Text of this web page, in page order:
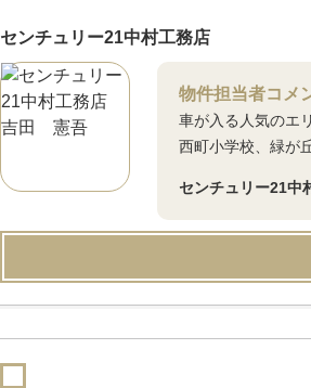
センチュリー21中村工務店
物件担当者コメ
車が入る人気のエ
西町小学校、緑が
センチュリー21